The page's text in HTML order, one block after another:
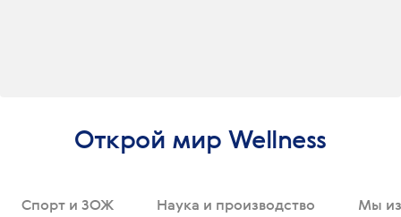
Открой мир Wellness
Спорт и ЗОЖ Наука и производство Мы